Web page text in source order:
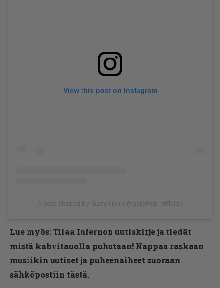
View this post on Instagram
A post shared by Gary Holt (@garyholt_official)
Lue myös:Tilaa Infernon uutiskirje ja tiedät
mistä kahvitauolla puhutaan! Nappaa raskaan
musiikin uutiset ja puheenaiheet suoraan
sähköpostiin tästä.